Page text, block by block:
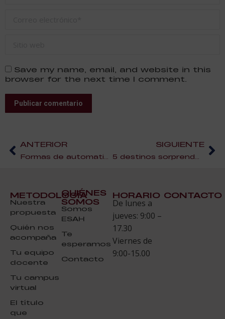
Save my name, email, and website in this
browser for the next time I comment.
Publicar comentario
ANTERIOR SIGUIENTE
METODOLOGÍA
Nuestra
propuesta
Quién nos
acompaña
Tu equipo
docente
Tu campus
virtual
El título
que
QUIÉNES
SOMOS
Somos
ESAH
Te
esperamos
Contacto
HORARIO
De lunes a
jueves: 9:00 –
17.30
Viernes de
9:00-15.00
CONTACTO